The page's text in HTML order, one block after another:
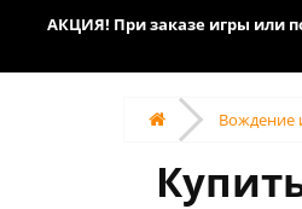
АКЦИЯ! При заказе игры или
Вождение